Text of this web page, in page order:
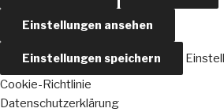
Einstellungen ansehen
Einstellungen speichern
Cookie-Richtlinie
Datenschutzerklärung